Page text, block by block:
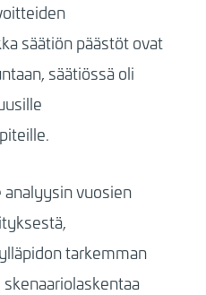
säätiön päästöt ovat
säätiössä oli
vuosien
tarkemman